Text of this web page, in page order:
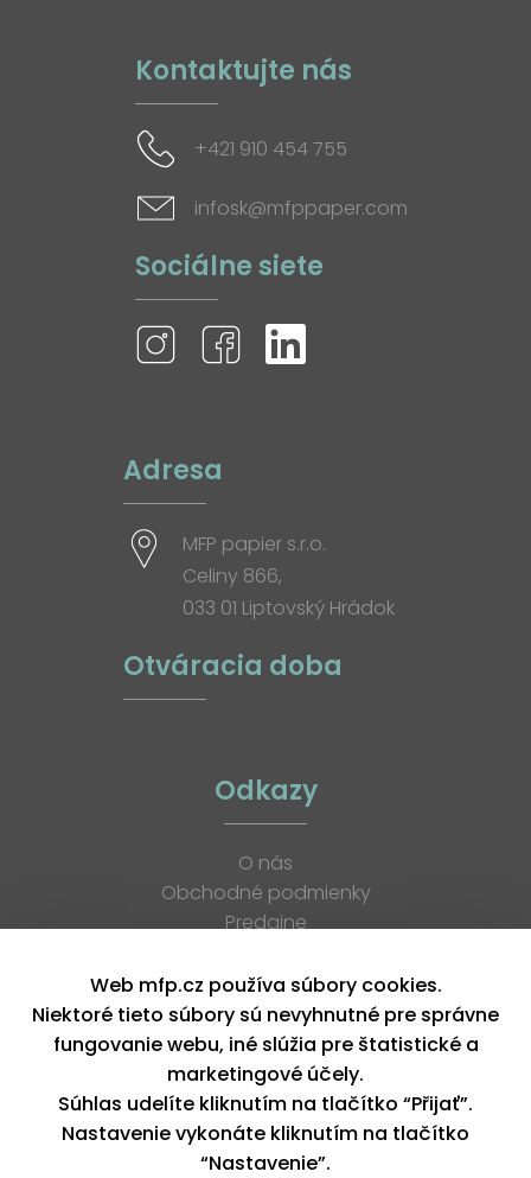
Kontaktujte nás
+421 910 454 755
infosk@mfppaper.com
Sociálne siete
Adresa
MFP papier s.r.o.
Celiny 866,
033 01 Liptovský Hrádok
Otváracia doba
Odkazy
O nás
Obchodné podmienky
Predajne
K stiahnutiu
Blog
Kontakt
Kariéra
XML feed
Copyright © 2026, MFP paper s. r. o. | Všetky práva vyhradené
Web mfp.cz používa súbory cookies.
Niektoré tieto súbory sú nevyhnutné pre správne
fungovanie webu, iné slúžia pre štatistické a
marketingové účely.
Súhlas udelíte kliknutím na tlačítko “Přijať”.
Nastavenie vykonáte kliknutím na tlačítko
“Nastavenie”.